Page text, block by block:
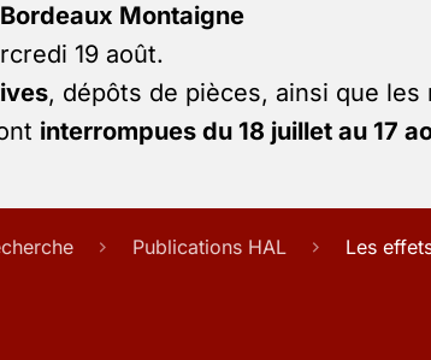
Montaigne
19 août.
, dépôts de pièces, ainsi que les
interrompues du 18 juillet au 17
Publications HAL Les